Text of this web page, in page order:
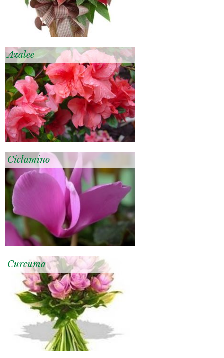
Azalee
Ciclamino
Curcuma